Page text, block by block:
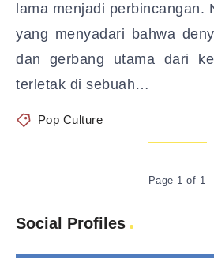
lama menjadi perbincangan.
yang menyadari bahwa
dan gerbang utama dari
terletak di sebuah…
Pop Culture
Page 1 of 1
Social Profiles